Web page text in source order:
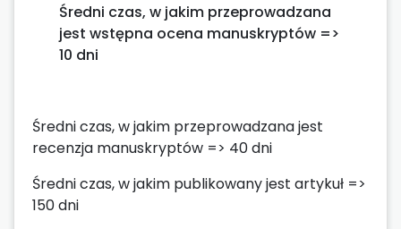
Średni czas, w jakim przeprowadzana
jest wstępna ocena manuskryptów =>
10 dni
Średni czas, w jakim przeprowadzana jest
recenzja manuskryptów => 40 dni
Średni czas, w jakim publikowany jest artykuł =>
150 dni